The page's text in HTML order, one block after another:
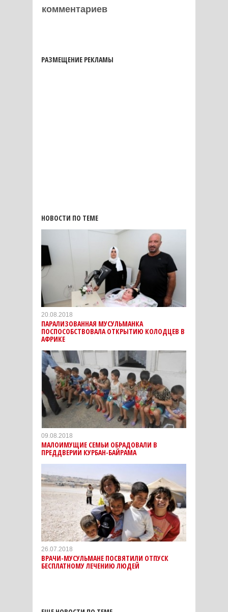
комментариев
РАЗМЕЩЕНИЕ РЕКЛАМЫ
НОВОСТИ ПО ТЕМЕ
20.08.2018
ПАРАЛИЗОВАННАЯ МУСУЛЬМАНКА
ПОСПОСОБСТВОВАЛА ОТКРЫТИЮ КОЛОДЦЕВ В
АФРИКЕ
09.08.2018
МАЛОИМУЩИЕ СЕМЬИ ОБРАДОВАЛИ В
ПРЕДДВЕРИИ КУРБАН-БАЙРАМА
26.07.2018
ВРАЧИ-МУСУЛЬМАНЕ ПОСВЯТИЛИ ОТПУСК
БЕСПЛАТНОМУ ЛЕЧЕНИЮ ЛЮДЕЙ